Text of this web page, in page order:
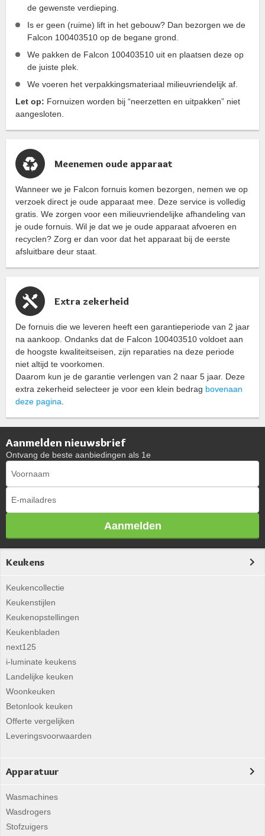
de gewenste verdieping.
Is er geen (ruime) lift in het gebouw? Dan bezorgen we de
Falcon 100403510 op de begane grond.
We pakken de Falcon 100403510 uit en plaatsen deze op
de juiste plek.
We voeren het verpakkingsmateriaal milieuvriendelijk af.
Let op: Fornuizen worden bij “neerzetten en uitpakken” niet
aangesloten.
Meenemen oude apparaat
Wanneer we je Falcon fornuis komen bezorgen, nemen we op
verzoek direct je oude apparaat mee. Deze service is volledig
gratis. We zorgen voor een milieuvriendelijke afhandeling van
je oude fornuis. Wil je dat we je oude apparaat afvoeren en
recyclen? Zorg er dan voor dat het apparaat bij de eerste
afsluitbare deur staat.
Extra zekerheid
De fornuis die we leveren heeft een garantieperiode van 2 jaar
na aankoop. Ondanks dat de Falcon 100403510 voldoet aan
de hoogste kwaliteitseisen, zijn reparaties na deze periode
niet altijd te voorkomen.
Daarom kun je de garantie verlengen van 2 naar 5 jaar. Deze
extra zekerheid selecteer je voor een klein bedrag bovenaan
deze pagina
Aanmelden nieuwsbrief
Ontvang de beste aanbiedingen als 1e
Aanmelden
Keukens
Keukencollectie
Keukenstijlen
Keukenopstellingen
Keukenbladen
next125
i-luminate keukens
Landelijke keuken
Woonkeuken
Betonlook keuken
Offerte vergelijken
Leveringsvoorwaarden
Apparatuur
Wasmachines
Wasdrogers
Stofzuigers